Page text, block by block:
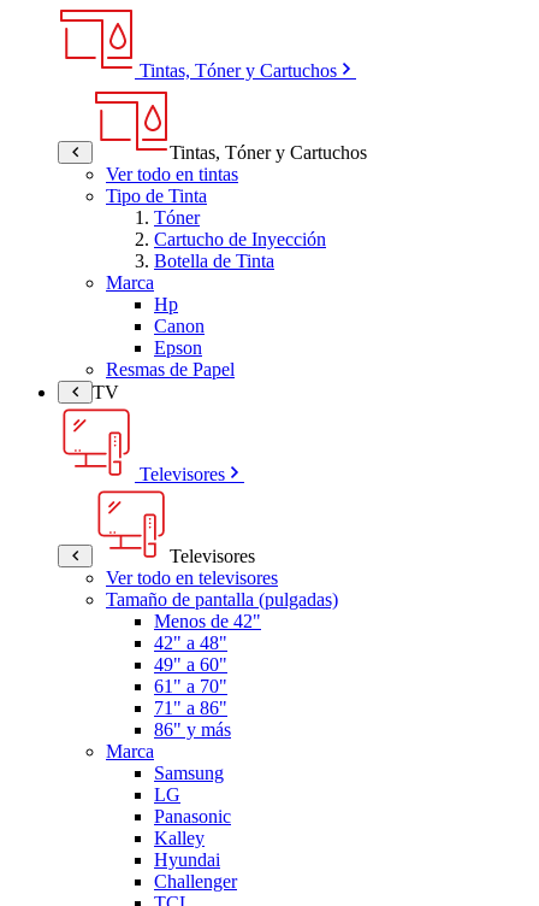
Tintas, Tóner y Cartuchos
Tintas, Tóner y Cartuchos
Ver todo en tintas
Tipo de Tinta
Tóner
Cartucho de Inyección
Botella de Tinta
Marca
Hp
Canon
Epson
Resmas de Papel
TV
Televisores
Televisores
Ver todo en televisores
Tamaño de pantalla (pulgadas)
Menos de 42"
42" a 48"
49" a 60"
61" a 70"
71" a 86"
86" y más
Marca
Samsung
LG
Panasonic
Kalley
Hyundai
Challenger